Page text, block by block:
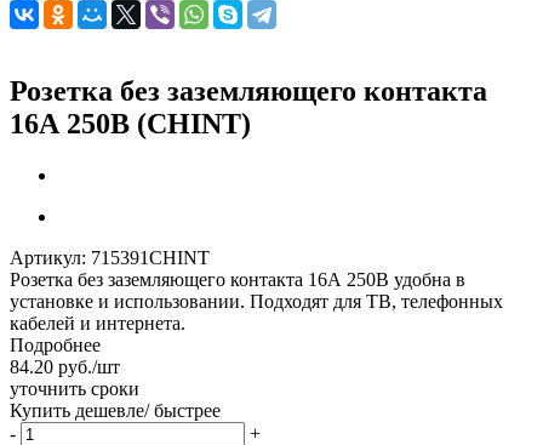
Розетка без заземляющего контакта
16А 250В (CHINT)
Артикул: 715391CHINT
Розетка без заземляющего контакта 16А 250В удобна в
установке и использовании. Подходят для ТВ, телефонных
кабелей и интернета.
Подробнее
84.20 руб./шт
уточнить сроки
Купить дешевле/ быстрее
-
+